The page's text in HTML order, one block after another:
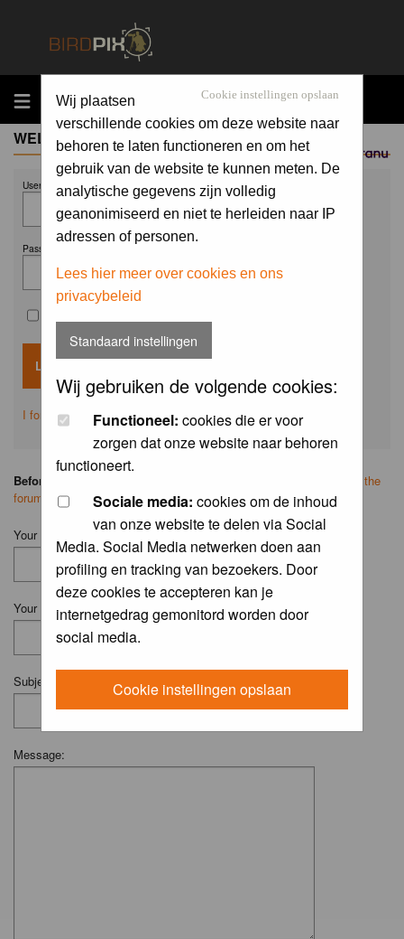
MENU
Sponsored by
Cookie instellingen opslaan
Wij plaatsen
verschillende cookies om deze website naar
behoren te laten functioneren en om het
gebruik van de website te kunnen meten. De
analytische gegevens zijn volledig
geanonimiseerd en niet te herleiden naar IP
adressen of personen.
Lees hier meer over cookies en ons
privacybeleid
Standaard instellingen
Wij gebruiken de volgende cookies:
Functioneel: cookies die er voor
zorgen dat onze website naar behoren
functioneert.
Sociale media: cookies om de inhoud
van onze website te delen via Social
Media. Social Media netwerken doen aan
profiling en tracking van bezoekers. Door
deze cookies te accepteren kan je
internetgedrag gemonitord worden door
social media.
Cookie instellingen opslaan
WELCOME GUEST
Username:
Password:
I forgot my password
Before you ask your question:
search on the
forum
first.
Your Name (Fill in your username if you have one):
Your Email:
Subject:
Message: